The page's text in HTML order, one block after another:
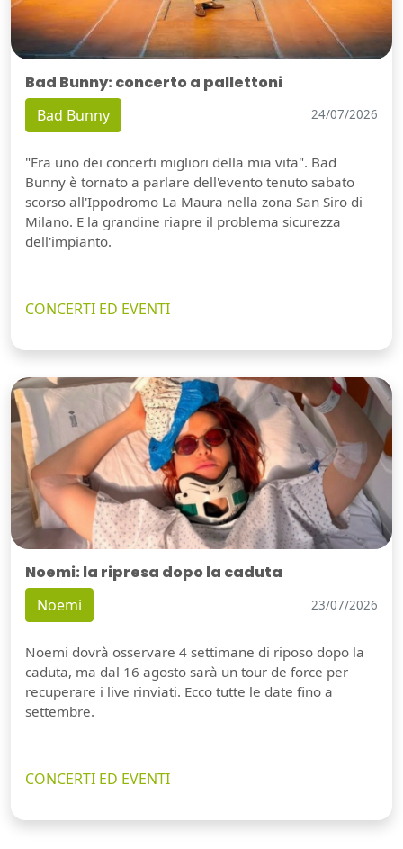
Bad Bunny: concerto a pallettoni
Bad Bunny 24/07/2026
"Era uno dei concerti migliori della mia vita". Bad
Bunny è tornato a parlare dell'evento tenuto sabato
scorso all'Ippodromo La Maura nella zona San Siro di
Milano. E la grandine riapre il problema sicurezza
dell'impianto.
CONCERTI ED EVENTI
Noemi: la ripresa dopo la caduta
Noemi 23/07/2026
Noemi dovrà osservare 4 settimane di riposo dopo la
caduta, ma dal 16 agosto sarà un tour de force per
recuperare i live rinviati. Ecco tutte le date fino a
settembre.
CONCERTI ED EVENTI